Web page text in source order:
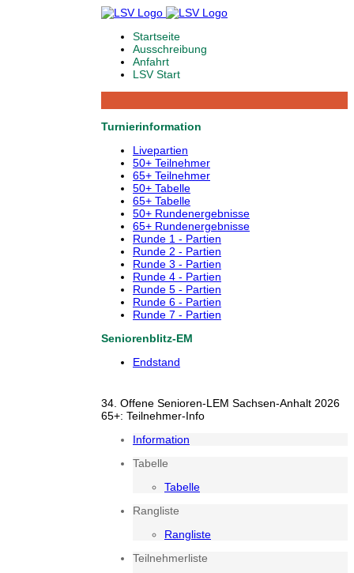
Startseite
Ausschreibung
Anfahrt
LSV Start
Turnierinformation
Livepartien
50+ Teilnehmer
65+ Teilnehmer
50+ Tabelle
65+ Tabelle
50+ Rundenergebnisse
65+ Rundenergebnisse
Runde 1 - Partien
Runde 2 - Partien
Runde 3 - Partien
Runde 4 - Partien
Runde 5 - Partien
Runde 6 - Partien
Runde 7 - Partien
Seniorenblitz-EM
Endstand
34. Offene Senioren-LEM Sachsen-Anhalt 2026
65+: Teilnehmer-Info
Information
Tabelle
Tabelle
Rangliste
Rangliste
Teilnehmerliste